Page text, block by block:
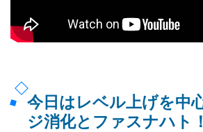
今日はレベル上げを中
ジ消化とファスナハト！